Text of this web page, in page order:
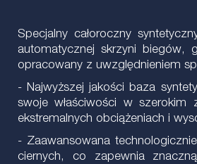
Specjalny całoroczny
automatycznej skrzyni biegów,
opracowany z uwzględnieniem
- Najwyższej jakości baza
swoje właściwości w szerokim
ekstremalnych obciążeniach i
- Zaawansowana
ciernych, co zapewnia